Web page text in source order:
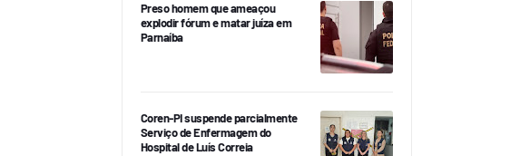
Preso homem que ameaçou
explodir fórum e matar juíza em
Parnaíba
Coren-PI suspende parcialmente
Serviço de Enfermagem do
Hospital de Luís Correia